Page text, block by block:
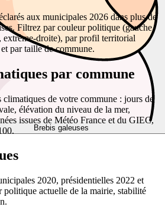
Brebis galeuses
aux municipales 2026 dans plus de
Filtrez par couleur politique (gauche,
extrême-droite), par profil territorial
par taille de commune.
par commune
de votre commune : jours de
élévation du niveau de la mer,
issues de Météo France et du GIEC,
2020, présidentielles 2022 et
actuelle de la mairie, stabilité